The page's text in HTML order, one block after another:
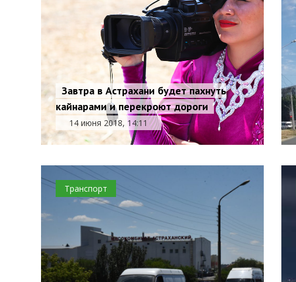
Завтра в Астрахани будет пахнуть
кайнарами и перекроют дороги
14 июня 2018, 14:11
Транспорт